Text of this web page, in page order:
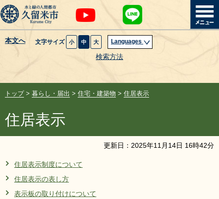
本文へ 文字サイズ 小 中 大 Languages
検索方法
暮らし・届出
健康・医療・福祉
観光魅力・イベント
計画・政策
トップ> 暮らし・届出 > 住宅・建築物 > 住居表示
住居表示
更新日： 2025年11 月 14日 16時42分
住居表示制度について
住居表示の表し方
表示板の取り付けについて